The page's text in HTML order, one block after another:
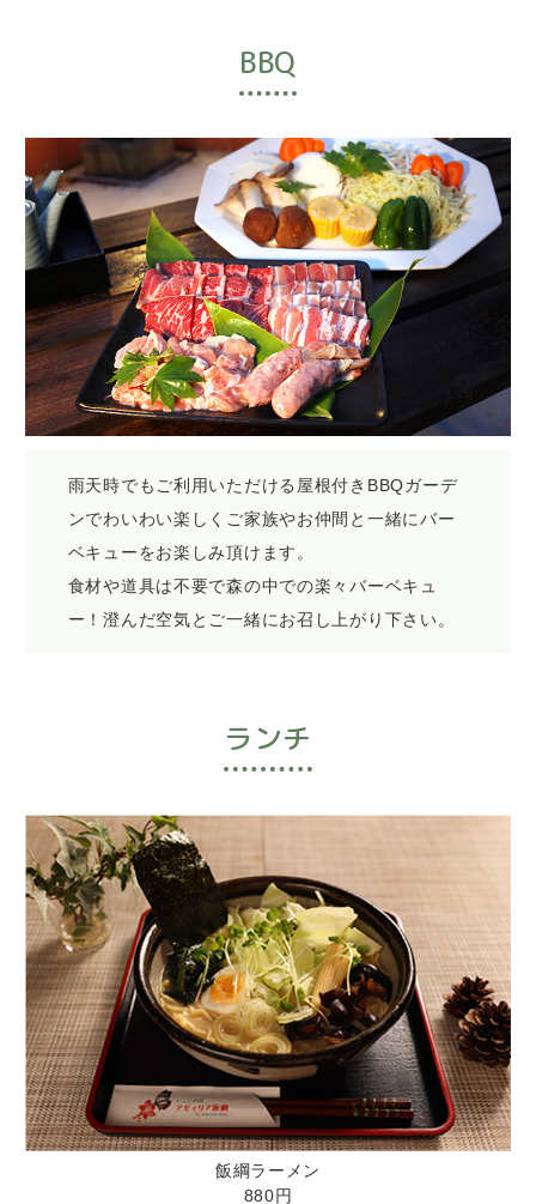
BBQ
雨天時でもご利用いただける屋根付きBBQガーデ
ンでわいわい楽しくご家族やお仲間と一緒にバー
ベキューをお楽しみ頂けます。
食材や道具は不要で森の中での楽々バーベキュ
ー！澄んだ空気とご一緒にお召し上がり下さい。
ランチ
飯綱ラーメン
880円